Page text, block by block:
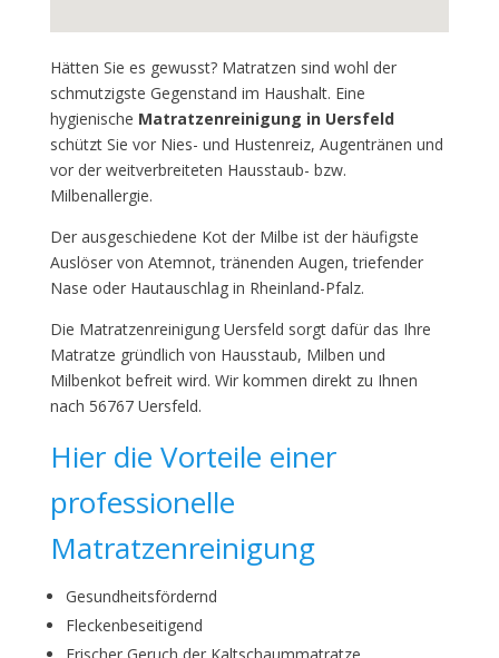
Hätten Sie es gewusst? Matratzen sind wohl der
schmutzigste Gegenstand im Haushalt. Eine
hygienische Matratzenreinigung in Uersfeld
schützt Sie vor Nies- und Hustenreiz, Augentränen und
vor der weitverbreiteten Hausstaub- bzw.
Milbenallergie.
Der ausgeschiedene Kot der Milbe ist der häufigste
Auslöser von Atemnot, tränenden Augen, triefender
Nase oder Hautauschlag in Rheinland-Pfalz.
Die Matratzenreinigung Uersfeld sorgt dafür das Ihre
Matratze gründlich von Hausstaub, Milben und
Milbenkot befreit wird. Wir kommen direkt zu Ihnen
nach 56767 Uersfeld.
Hier die Vorteile einer
professionelle
Matratzenreinigung
Gesundheitsfördernd
Fleckenbeseitigend